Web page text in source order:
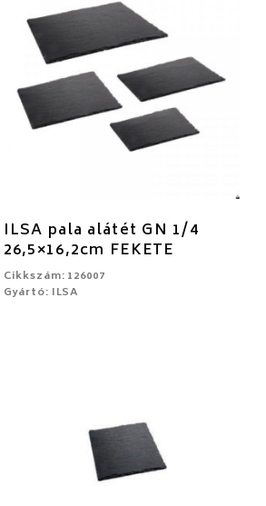
ILSA pala alátét GN 1/4
26,5×16,2cm FEKETE
Cikkszám: 126007
Gyártó: ILSA